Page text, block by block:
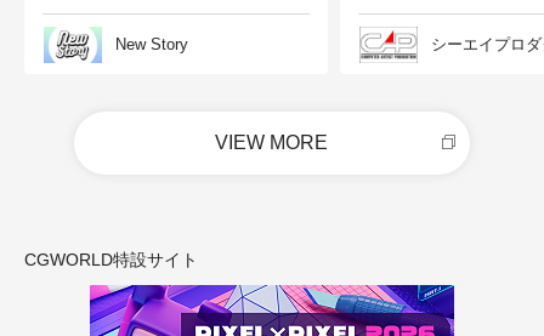
New Story シーエイプロ
VIEW MORE
CGWORLD特設サイト